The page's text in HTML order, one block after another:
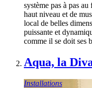
système pas à pas
haut niveau et de
local de belles
puissante et
comme il se doit ses
Aqua, la
Installations